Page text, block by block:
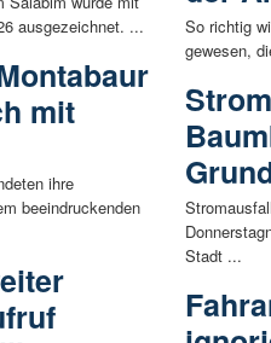
ausgezeichnet. ...
mit
ihre
beeindruckenden
So richtig
gewesen,
Stadt ...